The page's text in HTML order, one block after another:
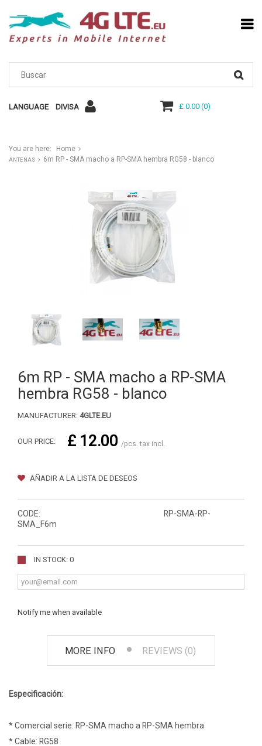
LANGUAGE DIVISA £ 0.00(0)
You are here: Home
ANTENAS 6m RP - SMA macho a RP-SMA hembra RG58 - blanco
6m RP - SMA macho a RP-SMA
hembra RG58 - blanco
MANUFACTURER: 4GLTE.EU
OUR PRICE: £ 12.00 /pcs. tax incl.
AÑADIR A LA LISTA DE DESEOS
CODE:
RP-SMA-RP-
SMA_F6m
IN STOCK: 0
Notify me when available
MORE INFO REVIEWS (0)
Especificación:
* Comercial serie: RP-SMA macho a RP-SMA hembra
* Cable: RG58